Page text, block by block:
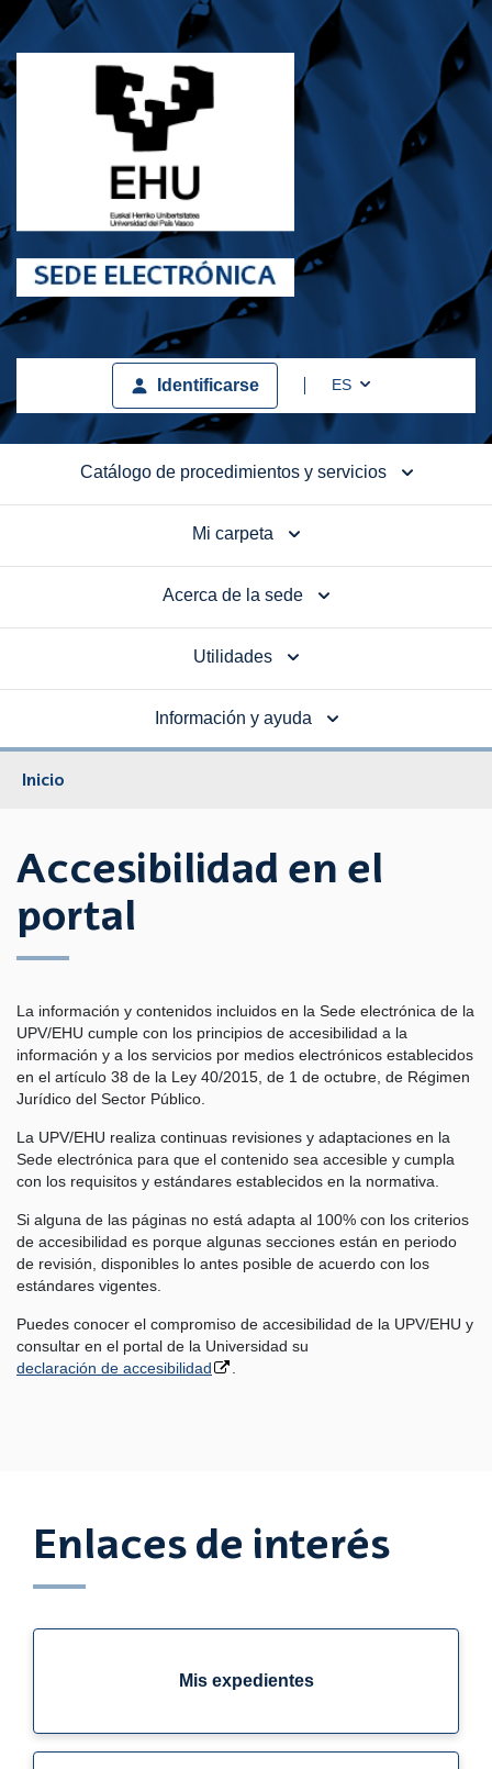
ES Toggle Dropdown
Identificarse
Catálogo de procedimientos y servicios
Mi carpeta
Acerca de la sede
Utilidades
Información y ayuda
Inicio
Accesibilidad en el
portal
La información y contenidos incluidos en la Sede electrónica de la
UPV/EHU cumple con los principios de accesibilidad a la
información y a los servicios por medios electrónicos establecidos
en el artículo 38 de la Ley 40/2015, de 1 de octubre, de Régimen
Jurídico del Sector Público.
La UPV/EHU realiza continuas revisiones y adaptaciones en la
Sede electrónica para que el contenido sea accesible y cumpla
con los requisitos y estándares establecidos en la normativa.
Si alguna de las páginas no está adapta al 100% con los criterios
de accesibilidad es porque algunas secciones están en periodo
de revisión, disponibles lo antes posible de acuerdo con los
estándares vigentes.
Puedes conocer el compromiso de accesibilidad de la UPV/EHU y
consultar en el portal de la Universidad su
declaración de accesibilidad
Enlaces de interés
Mis expedientes